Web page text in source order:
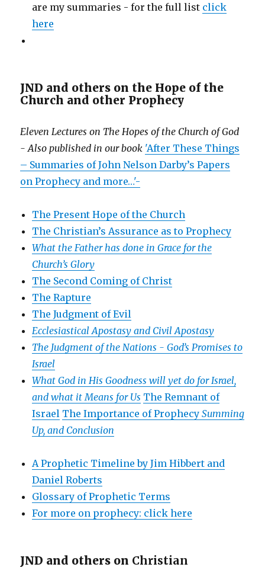
are my summaries - for the full list click
here
JND and others on the Hope of the
Church and other Prophecy
Eleven Lectures on The Hopes of the Church of God
- Also published in our book 'After These Things
– Summaries of John Nelson Darby’s Papers
on Prophecy and more…'-
The Present Hope of the Church
The Christian’s Assurance as to Prophecy
What the Father has done in Grace for the
Church’s Glory
The Second Coming of Christ
The Rapture
The Judgment of Evil
Ecclesiastical Apostasy and Civil Apostasy
The Judgment of the Nations -God’s Promises to
Israel
What God in His Goodness will yet do for Israel,
and what it Means for Us The Remnant of
Israel The Importance of ProphecySumming
Up, and Conclusion
A Prophetic Timeline by Jim Hibbert and
Daniel Roberts
Glossary of Prophetic Terms
For more on prophecy: click here
JND and others on Christian